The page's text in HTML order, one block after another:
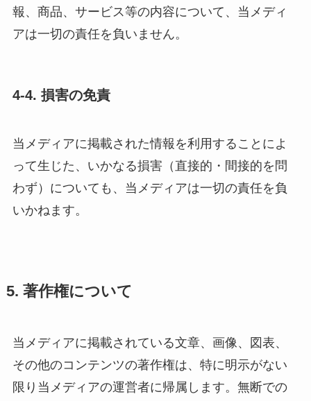
報、商品、サービス等の内容について、当メディ
アは一切の責任を負いません。
4-4. 損害の免責
当メディアに掲載された情報を利用することによ
って生じた、いかなる損害（直接的・間接的を問
わず）についても、当メディアは一切の責任を負
いかねます。
5. 著作権について
当メディアに掲載されている文章、画像、図表、
その他のコンテンツの著作権は、特に明示がない
限り当メディアの運営者に帰属します。無断での